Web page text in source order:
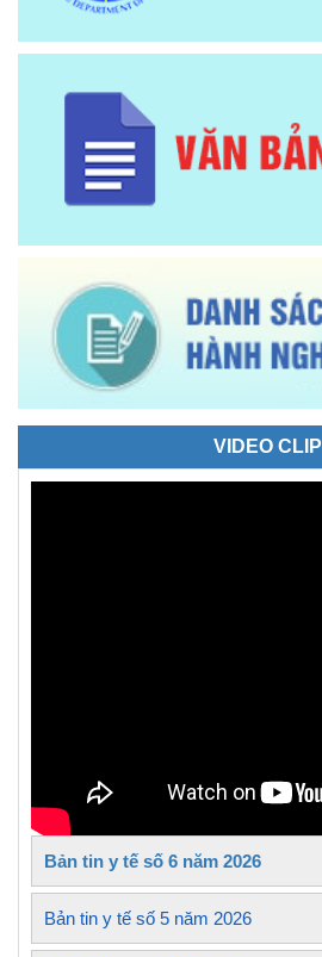
VIDEO CLIP
Bản tin y tế số 6 năm 2026
Bản tin y tế số 5 năm 2026